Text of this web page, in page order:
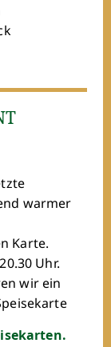
warmer
Karte.
Uhr.
wir ein